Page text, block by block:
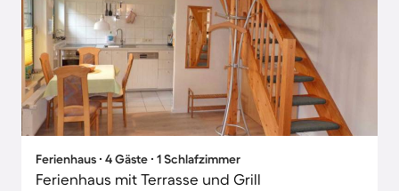
Ferienhaus ∙ 4 Gäste ∙ 1 Schlafzimmer
Ferienhaus mit Terrasse und Grill